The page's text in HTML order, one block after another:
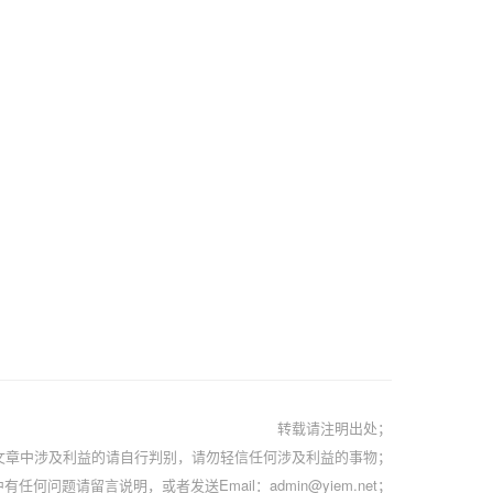
转载请注明出处；
章中涉及利益的请自行判别，请勿轻信任何涉及利益的事物；
任何问题请留言说明，或者发送Email：admin@yiem.net；